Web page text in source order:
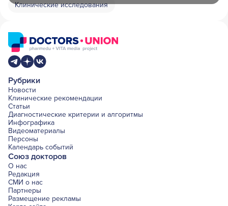
Клинические исследования
Рубрики
Новости
Клинические рекомендации
Статьи
Диагностические критерии и алгоритмы
Инфографика
Видеоматериалы
Персоны
Календарь событий
Союз докторов
О нас
Редакция
СМИ о нас
Партнеры
Размещение рекламы